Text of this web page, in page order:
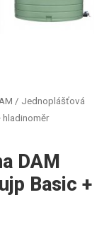
/ Jednoplášťová
hladinoměr
DAM
Basic +